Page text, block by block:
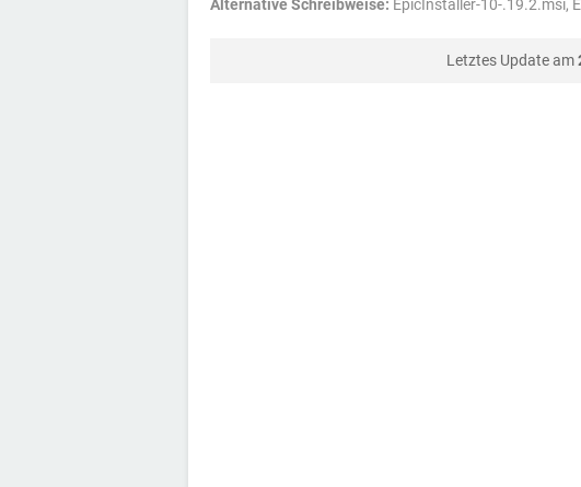
Alternative Schreibweise: EpicInstaller-10-.19.2.msi,
Letztes Update am